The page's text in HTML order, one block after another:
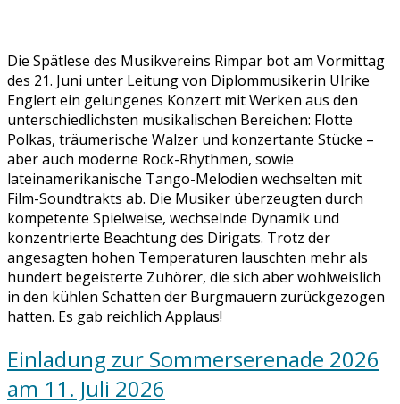
Die Spätlese des Musikvereins Rimpar bot am Vormittag
des 21. Juni unter Leitung von Diplommusikerin Ulrike
Englert ein gelungenes Konzert mit Werken aus den
unterschiedlichsten musikalischen Bereichen: Flotte
Polkas, träumerische Walzer und konzertante Stücke –
aber auch moderne Rock-Rhythmen, sowie
lateinamerikanische Tango-Melodien wechselten mit
Film-Soundtrakts ab. Die Musiker überzeugten durch
kompetente Spielweise, wechselnde Dynamik und
konzentrierte Beachtung des Dirigats. Trotz der
angesagten hohen Temperaturen lauschten mehr als
hundert begeisterte Zuhörer, die sich aber wohlweislich
in den kühlen Schatten der Burgmauern zurückgezogen
hatten. Es gab reichlich Applaus!
Einladung zur Sommerserenade 2026
am 11. Juli 2026